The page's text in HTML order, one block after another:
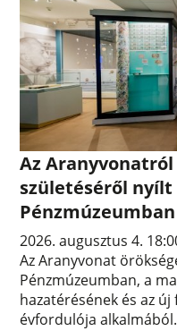
Az
születéséről
Pénzmúzeumban
2026. augusztus 4.
Az Aranyvonat
Pénzmúzeumban, a
hazatérésének és az
évfordulója alkalmából.